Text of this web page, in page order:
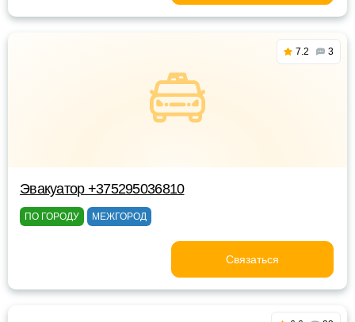
7.2 3
Эвакуатор +375295036810
ПО ГОРОДУ МЕЖГОРОД
Связаться